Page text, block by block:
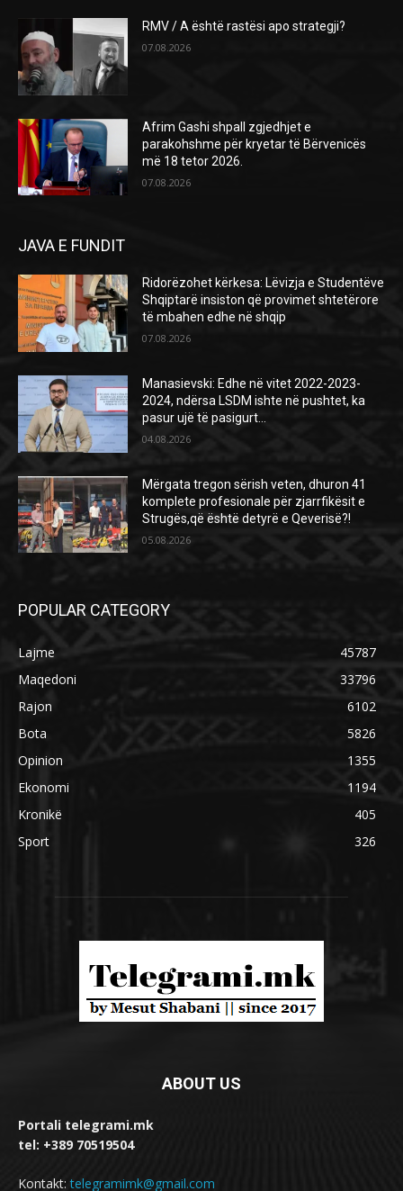
RMV / A është rastësi apo strategji?
07.08.2026
Afrim Gashi shpall zgjedhjet e
parakohshme për kryetar të Bërvenicës
më 18 tetor 2026.
07.08.2026
JAVA E FUNDIT
Ridorëzohet kërkesa: Lëvizja e Studentëve
Shqiptarë insiston që provimet shtetërore
të mbahen edhe në shqip
07.08.2026
Manasievski: Edhe në vitet 2022-2023-
2024, ndërsa LSDM ishte në pushtet, ka
pasur ujë të pasigurt…
04.08.2026
Mërgata tregon sërish veten, dhuron 41
komplete profesionale për zjarrfikësit e
Strugës,që është detyrë e Qeverisë?!
05.08.2026
POPULAR CATEGORY
Lajme
45787
Maqedoni
33796
Rajon
6102
Bota
5826
Opinion
1355
Ekonomi
1194
Kronikë
405
Sport
326
ABOUT US
Portali telegrami.mk
tel: +389 70519504
Kontakt:telegramimk@gmail.com